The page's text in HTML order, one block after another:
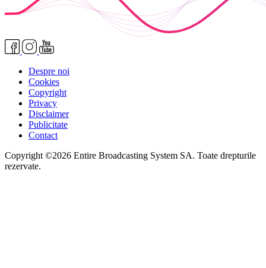
Despre noi
Cookies
Copyright
Privacy
Disclaimer
Publicitate
Contact
Copyright ©2026 Entire Broadcasting System SA. Toate drepturile
rezervate.